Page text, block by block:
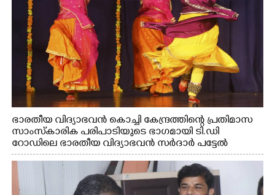
ഭാരതീയ വിദ്യാഭവൻ കൊച്ചി കേന്ദ്രത്തിന്റെ പ്രതിമാസ
സാംസ്കാരിക പരിപാടിയുടെ ഭാഗമായി ടി.ഡി
റോഡിലെ ഭാരതീയ വിദ്യാഭവൻ സർദാർ പട്ടേൽ
സഭാഗൃഹത്തിൽ എം. അക്ഷതയുടെ നേതൃത്വത്തിൽ
അവതരിപ്പിച്ച ലയ നമൻ കഥക് നൃത്തത്തിൽ നിന്ന്